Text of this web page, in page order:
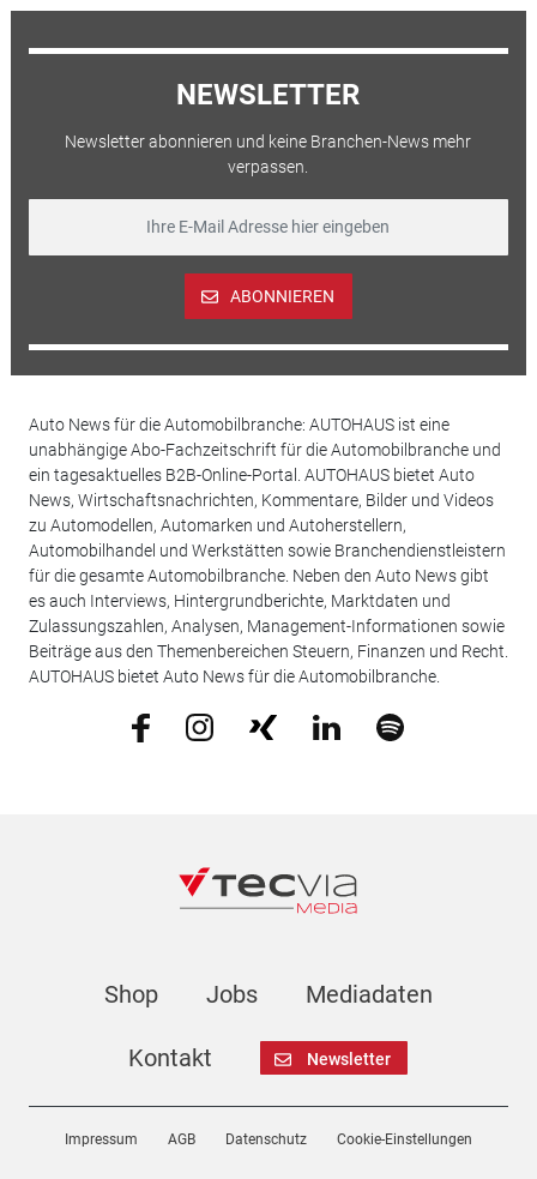
NEWSLETTER
Newsletter abonnieren und keine Branchen-News mehr
verpassen.
ABONNIEREN
Auto News für die Automobilbranche: AUTOHAUS ist eine
unabhängige Abo-Fachzeitschrift für die Automobilbranche und
ein tagesaktuelles B2B-Online-Portal. AUTOHAUS bietet Auto
News, Wirtschaftsnachrichten, Kommentare, Bilder und Videos
zu Automodellen, Automarken und Autoherstellern,
Automobilhandel und Werkstätten sowie Branchendienstleistern
für die gesamte Automobilbranche. Neben den Auto News gibt
es auch Interviews, Hintergrundberichte, Marktdaten und
Zulassungszahlen, Analysen, Management-Informationen sowie
Beiträge aus den Themenbereichen Steuern, Finanzen und Recht.
AUTOHAUS bietet Auto News für die Automobilbranche.
Shop Jobs Mediadaten
Kontakt Newsletter
Impressum AGB Datenschutz Cookie-Einstellungen